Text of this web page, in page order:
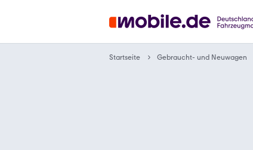
Startseite Gebraucht- und Neuwagen